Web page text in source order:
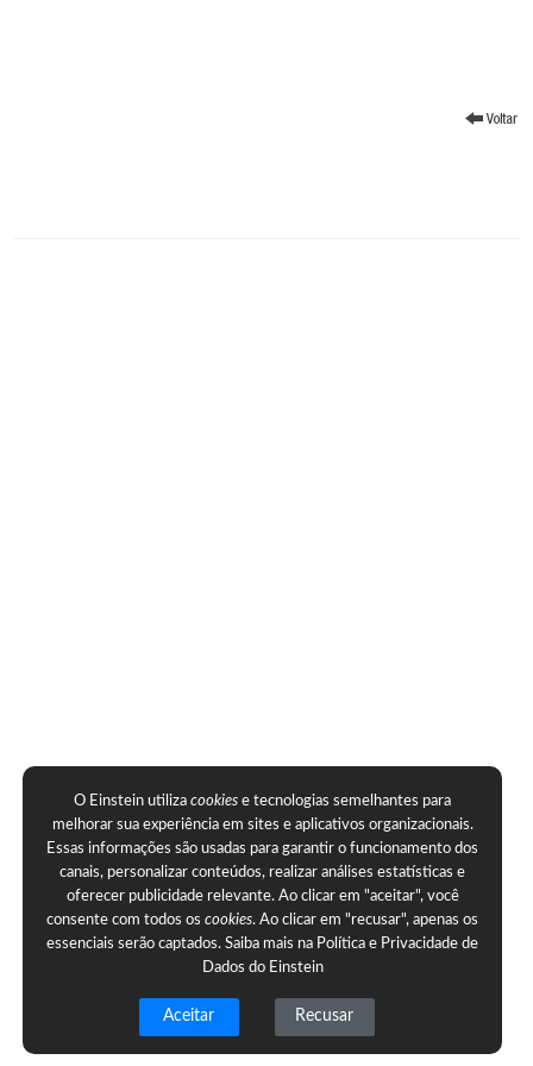
O Einstein utilizacookies e tecnologias semelhantes para
melhorar sua experiência em sites e aplicativos organizacionais.
Essas informações são usadas para garantir o funcionamento dos
canais, personalizar conteúdos, realizar análises estatísticas e
oferecer publicidade relevante. Ao clicar em "aceitar", você
consente com todos oscookies. Ao clicar em "recusar", apenas os
essenciais serão captados. Saiba mais na Política e Privacidade de
Dados do Einstein
Aceitar Recusar